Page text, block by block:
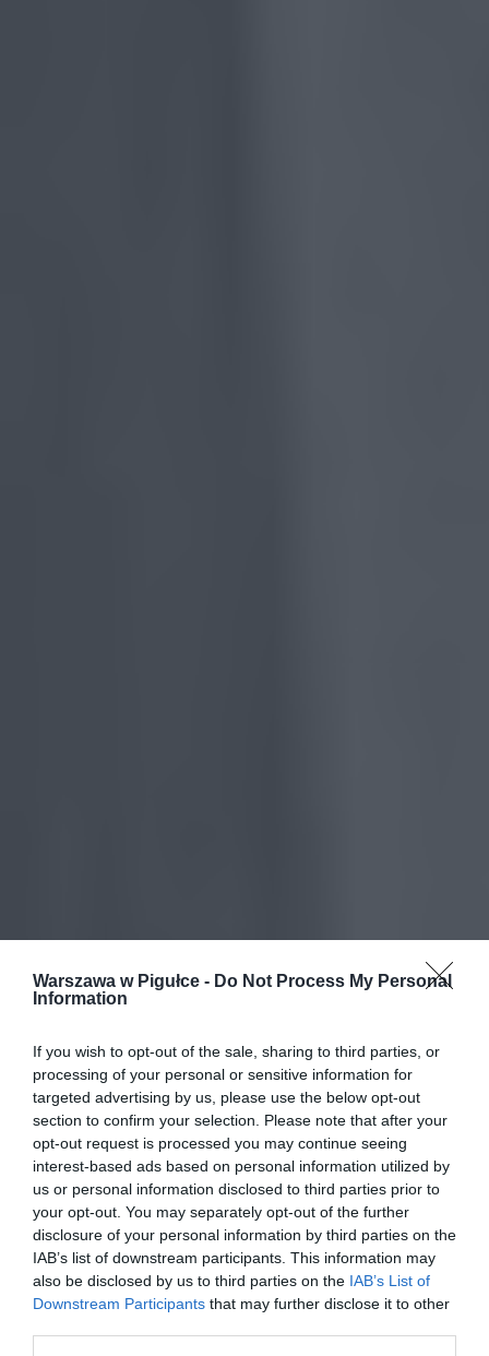
Warszawa w Pigułce - Do Not Process My Personal
Information
If you wish to opt-out of the sale, sharing to third parties, or
processing of your personal or sensitive information for
targeted advertising by us, please use the below opt-out
section to confirm your selection. Please note that after your
opt-out request is processed you may continue seeing
interest-based ads based on personal information utilized by
us or personal information disclosed to third parties prior to
your opt-out. You may separately opt-out of the further
disclosure of your personal information by third parties on the
IAB’s list of downstream participants. This information may
also be disclosed by us to third parties on the IAB’s List of
Downstream Participants that may further disclose it to other